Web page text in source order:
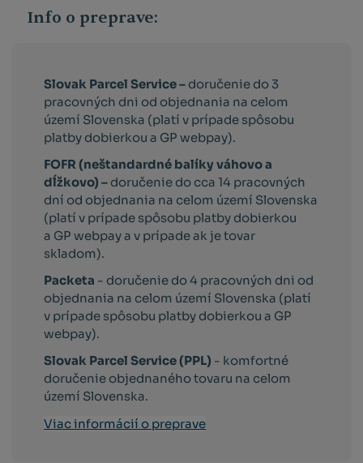
Info o preprave:
Slovak Parcel Service – doručenie do 3
pracovných dni od objednania na celom
území Slovenska (platí v prípade spôsobu
platby dobierkou a GP webpay).
FOFR (neštandardné balíky váhovo a
dĺžkovo) – doručenie do cca 14 pracovných
dní od objednania na celom území Slovenska
(platí v prípade spôsobu platby dobierkou
a GP webpay a v prípade ak je tovar
skladom).
Packeta - doručenie do 4 pracovných dni od
objednania na celom území Slovenska (platí
v prípade spôsobu platby dobierkou a GP
webpay).
Slovak Parcel Service (PPL) - komfortné
doručenie objednaného tovaru na celom
území Slovenska.
Viac informácií o preprave